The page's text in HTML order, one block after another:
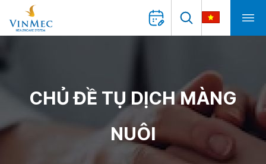
CHỦ ĐỀ TỤ DỊCH MÀNG
NUÔI